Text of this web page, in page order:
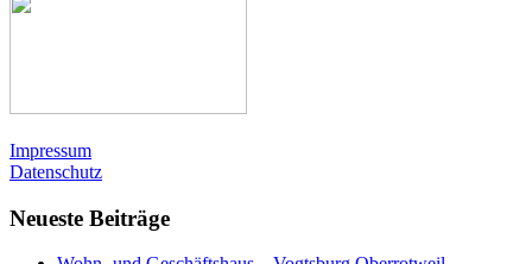
Impressum
Datenschutz
Neueste Beiträge